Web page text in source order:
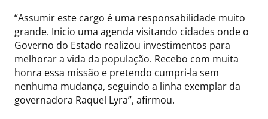
“Assumir este cargo é uma responsabilidade muito
grande. Inicio uma agenda visitando cidades onde o
Governo do Estado realizou investimentos para
melhorar a vida da população. Recebo com muita
honra essa missão e pretendo cumpri-la sem
nenhuma mudança, seguindo a linha exemplar da
governadora Raquel Lyra”, afirmou.